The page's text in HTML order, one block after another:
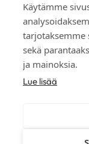
b
o
o
k
a
g
r
a
m
e
d
i
n
© 2026
Käytämme
tarjotaksemme
sekä
ja mainoksia.
Lue lisää